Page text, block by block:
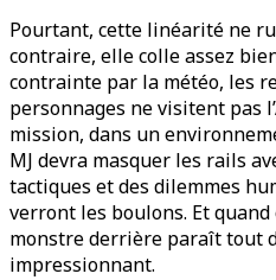
Pourtant, cette linéarité ne
contraire, elle colle assez
contrainte par la météo, les
personnages ne visitent pas
mission, dans un
MJ devra masquer les rails
tactiques et des dilemmes
verront les boulons. Et
monstre derrière paraît tout
impressionnant.